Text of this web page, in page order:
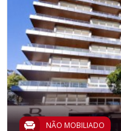
NÃO MOBILIADO